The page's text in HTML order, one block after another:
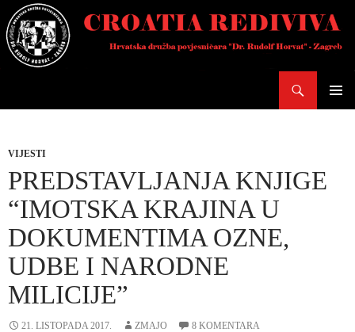
Skoči
do
sadržaja
VIJESTI
PREDSTAVLJANJA KNJIGE
“IMOTSKA KRAJINA U
DOKUMENTIMA OZNE,
UDBE I NARODNE
MILICIJE”
21. LISTOPADA 2017. ZMAJO 8 KOMENTARA